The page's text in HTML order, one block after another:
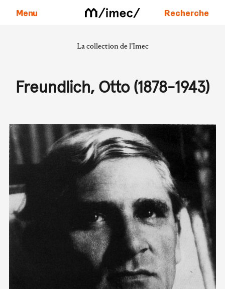
Menu Recherche
La collection de l’Imec
Freundlich, Otto (1878-1943)